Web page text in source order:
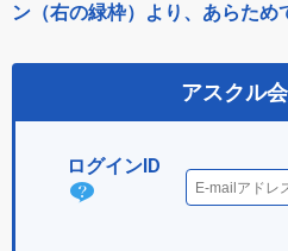
ン（右の緑枠）より、あらため
アスクル
ログインID
ログ